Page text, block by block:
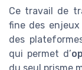
Ce travail de
fine des
des
qui permet d’